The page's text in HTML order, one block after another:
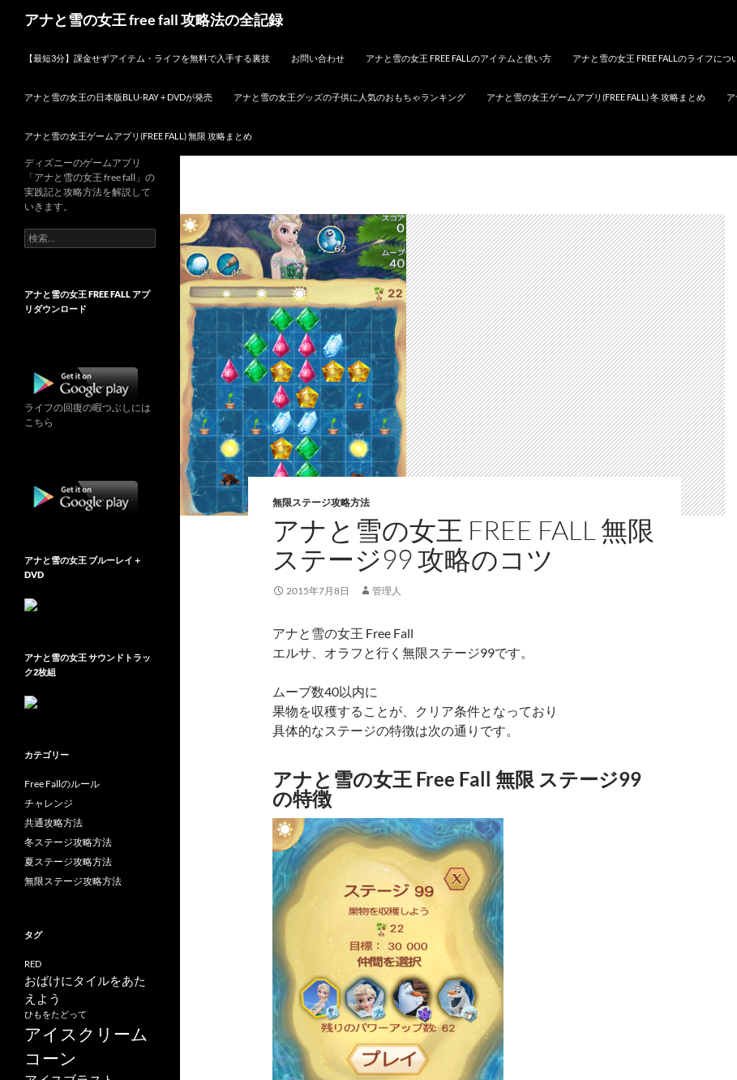
アナと雪の女王 free fall 攻略法の全記録
【最短3分】課金せずアイテム・ライフを無料で入手する裏技
お問い合わせ アナと雪の女王 FREE FALLのアイテムと使い方 アナと雪の女王 FREE FALLのライフにつ
アナと雪の女王の日本版BLU-RAY + DVDが発売 アナと雪の女王グッズの子供に人気のおもちゃランキング アナと雪の女王ゲームアプリ(FREE FALL) 冬 攻略まとめ
アナと雪の女王ゲームアプリ(FREE FALL) 無限 攻略まとめ
無限ステージ攻略方法
アナと雪の女王 FREE FALL 無限
ステージ99 攻略のコツ
2015年7月8日 管理人
アナと雪の女王 Free Fall
エルサ、オラフと行く無限ステージ99です。
ムーブ数40以内に
果物を収穫することが、クリア条件となっており
具体的なステージの特徴は次の通りです。
アナと雪の女王 Free Fall 無限 ステージ99
の特徴
ディズニーのゲームアプリ
「アナと雪の女王 free fall」の
実践記と攻略方法を解説して
いきます。
検
索:
アナと雪の女王 FREE FALL アプ
リダウンロード
ライフの回復の暇つぶしには
こちら
アナと雪の女王 ブルーレイ＋
DVD
アナと雪の女王 サウンドトラッ
ク2枚組
カテゴリー
Free Fallのルール
チャレンジ
共通攻略方法
冬ステージ攻略方法
夏ステージ攻略方法
無限ステージ攻略方法
タグ
RED
おばけにタイルをあた
えよう
ひもをたどって
アイスクリーム
コーン